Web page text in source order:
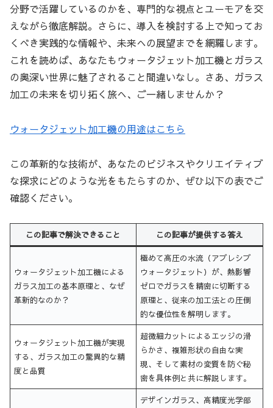
分野で活躍しているのかを、専門的な視点とユーモアを交
えながら徹底解説。さらに、導入を検討する上で知ってお
くべき実践的な情報や、未来への展望までを網羅します。
これを読めば、あなたもウォータジェット加工機とガラス
の奥深い世界に魅了されること間違いなし。さあ、ガラス
加工の未来を切り拓く旅へ、ご一緒しませんか？
ウォータジェット加工機の用途はこちら
この革新的な技術が、あなたのビジネスやクリエイティブ
な探求にどのような光をもたらすのか、ぜひ以下の表でご
確認ください。
この記事で解決できること この記事が提供する答え
ウォータジェット加工機による
ガラス加工の基本原理と、なぜ
革新的なのか？
極めて高圧の水流（アブレシブ
ウォータジェット）が、熱影響
ゼロでガラスを精密に切断する
原理と、従来の加工法との圧倒
的な優位性を解明します。
ウォータジェット加工機が実現
する、ガラス加工の驚異的な精
度と品質
超微細カットによるエッジの滑
らかさ、複雑形状の自由な実
現、そして素材の変質を防ぐ秘
密を具体例と共に解説します。
デザインガラス、高精度光学部